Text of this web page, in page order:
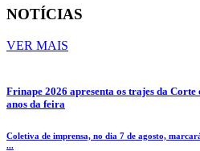
NOTÍCIAS
VER MAIS
Frinape 2026 apresenta os trajes da
anos da feira
Coletiva de imprensa, no dia 7 de agosto,
...